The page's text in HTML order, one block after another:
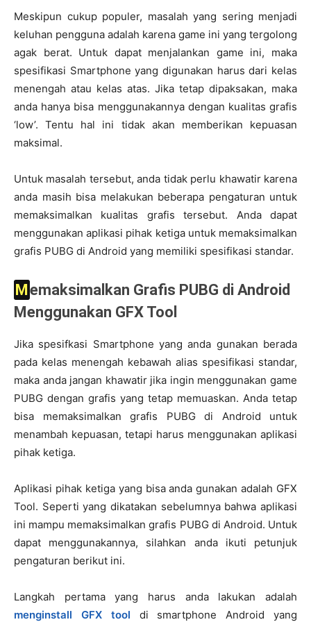
Meskipun cukup populer, masalah yang sering menjadi
keluhan pengguna adalah karena game ini yang tergolong
agak berat. Untuk dapat menjalankan game ini, maka
spesifikasi Smartphone yang digunakan harus dari kelas
menengah atau kelas atas. Jika tetap dipaksakan, maka
anda hanya bisa menggunakannya dengan kualitas grafis
‘low’. Tentu hal ini tidak akan memberikan kepuasan
maksimal.
Untuk masalah tersebut, anda tidak perlu khawatir karena
anda masih bisa melakukan beberapa pengaturan untuk
memaksimalkan kualitas grafis tersebut. Anda dapat
menggunakan aplikasi pihak ketiga untuk memaksimalkan
grafis PUBG di Android yang memiliki spesifikasi standar.
Memaksimalkan Grafis PUBG di Android
Menggunakan GFX Tool
Jika spesifkasi Smartphone yang anda gunakan berada
pada kelas menengah kebawah alias spesifikasi standar,
maka anda jangan khawatir jika ingin menggunakan game
PUBG dengan grafis yang tetap memuaskan. Anda tetap
bisa memaksimalkan grafis PUBG di Android untuk
menambah kepuasan, tetapi harus menggunakan aplikasi
pihak ketiga.
Aplikasi pihak ketiga yang bisa anda gunakan adalah GFX
Tool. Seperti yang dikatakan sebelumnya bahwa aplikasi
ini mampu memaksimalkan grafis PUBG di Android. Untuk
dapat menggunakannya, silahkan anda ikuti petunjuk
pengaturan berikut ini.
Langkah pertama yang harus anda lakukan adalah
menginstall GFX tool di smartphone Android yang